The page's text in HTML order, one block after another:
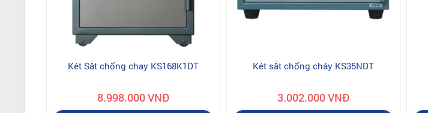
Két Sắt chống chay KS168K1DT
8.998.000 VNĐ
Két sắt chống cháy KS35NDT
3.002.000 VNĐ